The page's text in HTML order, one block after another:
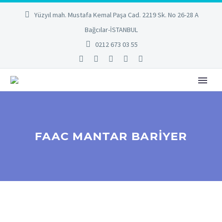
Yüzyıl mah. Mustafa Kemal Paşa Cad. 2219 Sk. No 26-28 A
Bağcılar-İSTANBUL
0212 673 03 55
FAAC MANTAR BARIYER